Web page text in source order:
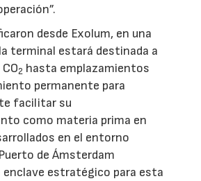
desde Exolum, en una
terminal estará destinada a
2 hasta emplazamientos
permanente para
facilitar su
como materia prima en
en el entorno
de Ámsterdam
estratégico para esta